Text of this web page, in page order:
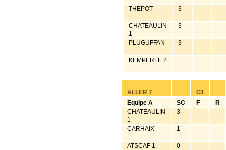
THEPOT 3
CHATEAULIN
1
3
PLUGUFFAN 3
KEMPERLE 2
ALLER 7
G1
Equipe A
SC F
R
CHATEAULIN
1
3
CARHAIX 1
ATSCAF 1 0